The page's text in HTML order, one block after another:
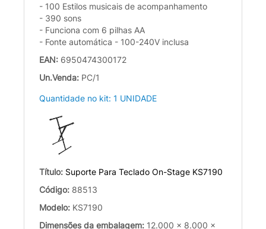
- 100 Estilos musicais de acompanhamento
- 390 sons
- Funciona com 6 pilhas AA
- Fonte automática - 100-240V inclusa
EAN: 6950474300172
Un.Venda: PC/1
Quantidade no kit: 1 UNIDADE
Título: Suporte Para Teclado On-Stage KS7190
Código: 88513
Modelo: KS7190
Dimensões da embalagem: 12.000 x 8.000 x